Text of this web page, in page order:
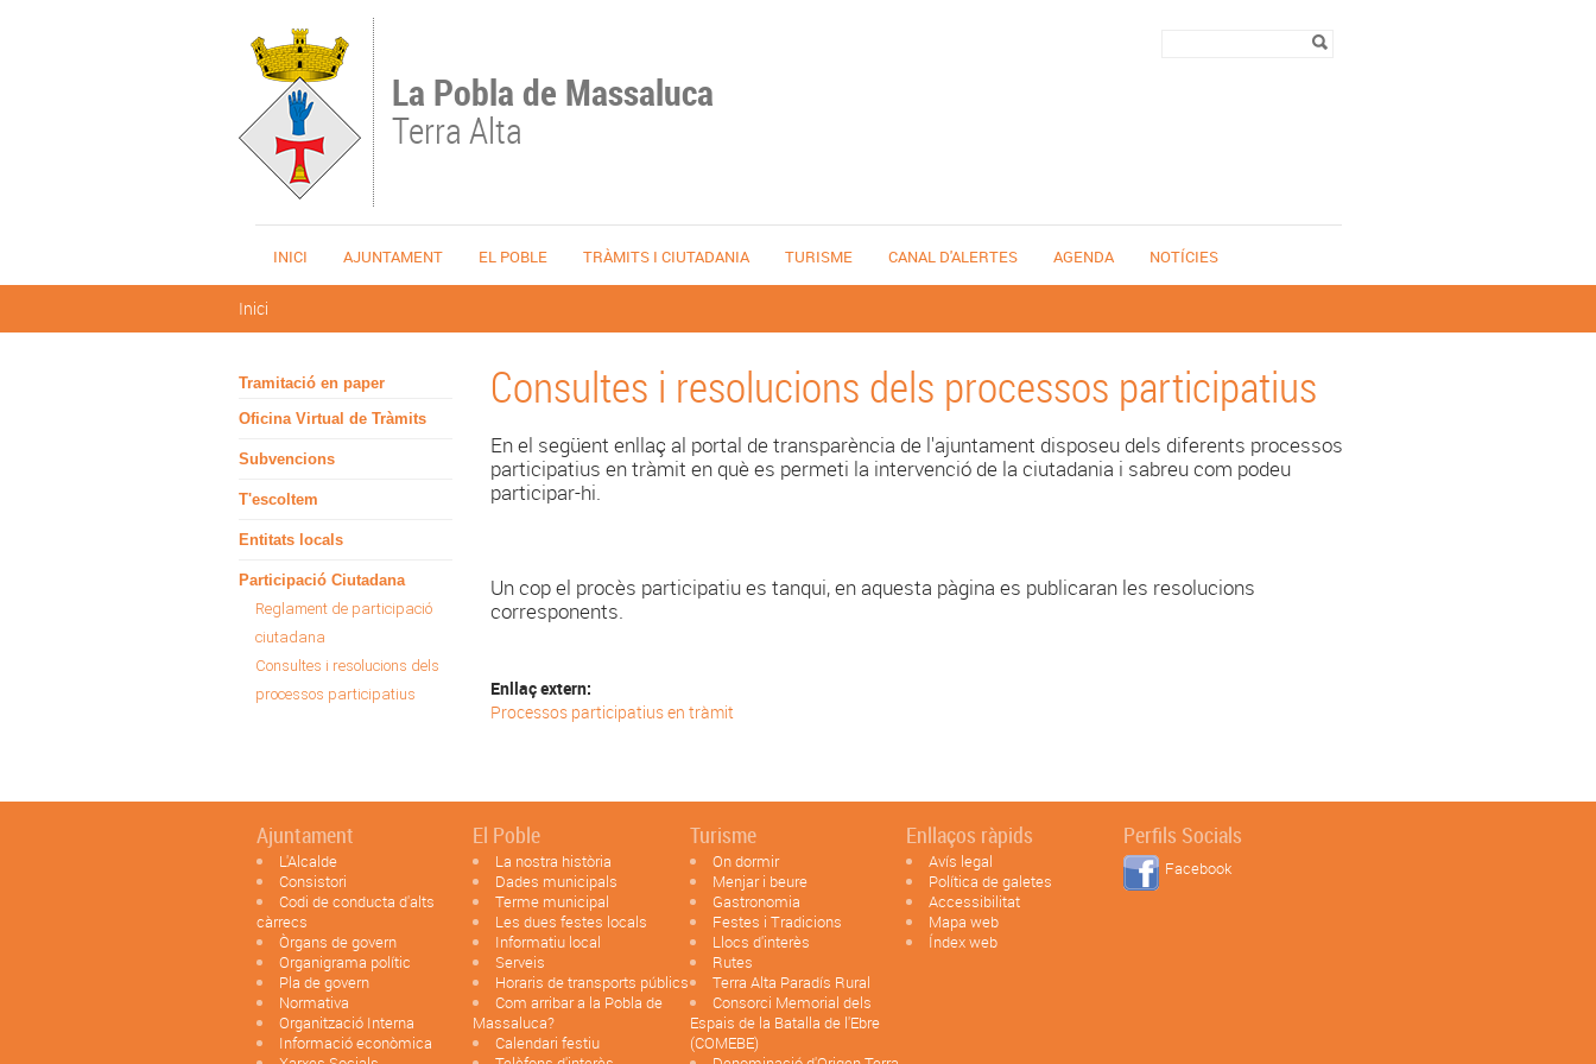
La Pobla de Massaluca
Terra Alta
INICI AJUNTAMENT EL POBLE TRÀMITS I CIUTADANIA TURISME CANAL D'ALERTES AGENDA NOTÍCIES
Inici
Tramitació en paper
Oficina Virtual de Tràmits
Subvencions
T'escoltem
Entitats locals
Participació Ciutadana
Reglament de participació
ciutadana
Consultes i resolucions dels
processos participatius
Consultes i resolucions dels processos participatius
En el següent enllaç al portal de transparència de l'ajuntament disposeu dels diferents processos
participatius en tràmit en què es permeti la intervenció de la ciutadania i sabreu com podeu
participar-hi.
Un cop el procès participatiu es tanqui, en aquesta pàgina es publicaran les resolucions
corresponents.
Enllaç extern:
Processos participatius en tràmit
Ajuntament
L'Alcalde
Consistori
Codi de conducta d'alts
càrrecs
Òrgans de govern
Organigrama polític
Pla de govern
Normativa
Organització Interna
Informació econòmica
El Poble
La nostra història
Dades municipals
Terme municipal
Les dues festes locals
Informatiu local
Serveis
Horaris de transports públics
Com arribar a la Pobla de
Massaluca?
Calendari festiu
Turisme
On dormir
Menjar i beure
Gastronomia
Festes i Tradicions
Llocs d'interès
Rutes
Terra Alta Paradís Rural
Consorci Memorial dels
Espais de la Batalla de l'Ebre
(COMEBE)
Enllaços ràpids
Avís legal
Política de galetes
Accessibilitat
Mapa web
Índex web
Perfils Socials
Facebook